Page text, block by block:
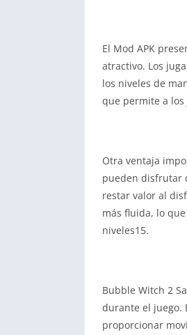
El Mod APK
atractivo. Los
los niveles de
que permite a
Otra ventaja
pueden disfrutar
restar valor al
más fluida, lo
niveles15.
Bubble Witch 2
durante el juego.
proporcionar